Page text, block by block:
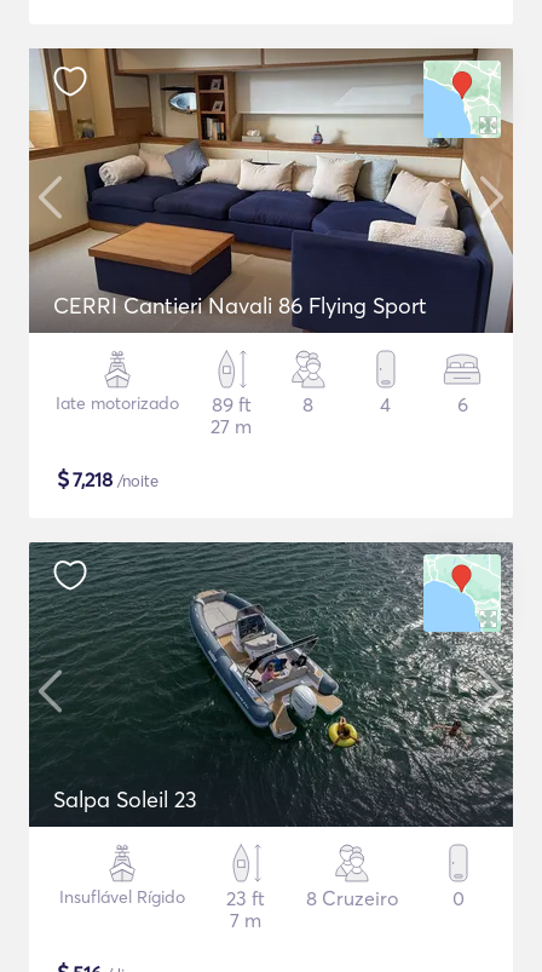
CERRI Cantieri Navali 86 Flying Sport
Iate motorizado
89 ft
27 m
8 4 6
$7,218 /noite
Salpa Soleil 23
Insuflável Rígido
23 ft
7 m
8 Cruzeiro 0